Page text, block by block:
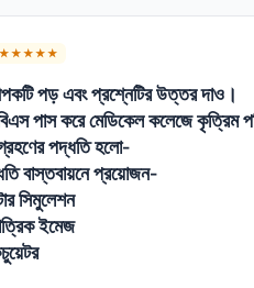
★ ★ ★ ★
পড় এবং প্রশ্নেটির উত্তর দাও।
পাস করে মেডিকেল কলেজে কৃত্রিম
পদ্ধতি হলো-
বাস্তবায়নে প্রয়োজন-
সিমুলেশন
ইমেজ